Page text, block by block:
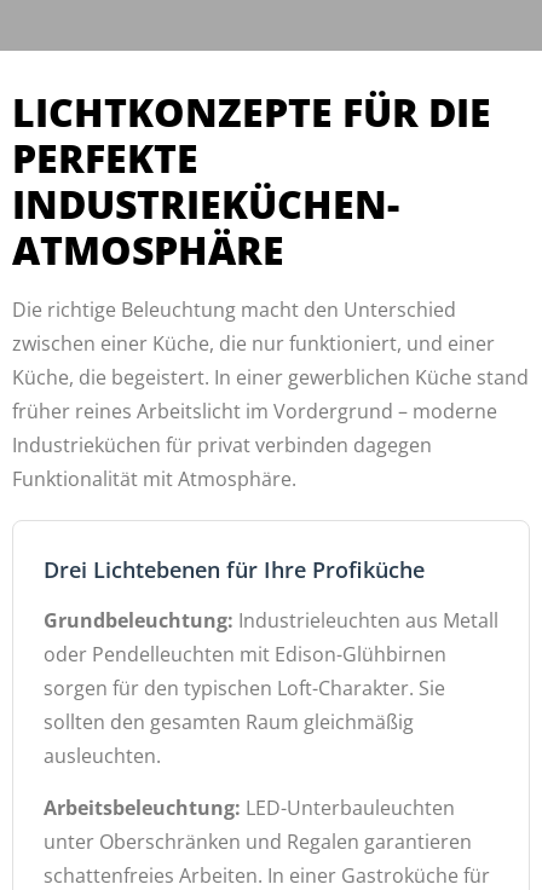
LICHTKONZEPTE FÜR DIE
PERFEKTE
INDUSTRIEKÜCHEN-
ATMOSPHÄRE
Die richtige Beleuchtung macht den Unterschied
zwischen einer Küche, die nur funktioniert, und einer
Küche, die begeistert. In einer gewerblichen Küche stand
früher reines Arbeitslicht im Vordergrund – moderne
Industrieküchen für privat verbinden dagegen
Funktionalität mit Atmosphäre.
Drei Lichtebenen für Ihre Profiküche
Grundbeleuchtung: Industrieleuchten aus Metall
oder Pendelleuchten mit Edison-Glühbirnen
sorgen für den typischen Loft-Charakter. Sie
sollten den gesamten Raum gleichmäßig
ausleuchten.
Arbeitsbeleuchtung: LED-Unterbauleuchten
unter Oberschränken und Regalen garantieren
schattenfreies Arbeiten. In einer Gastroküche für